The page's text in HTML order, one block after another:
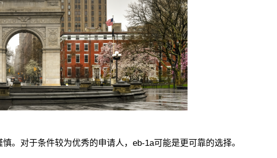
对于条件较为优秀的申请人，eb-1a可能是更可靠的选择。